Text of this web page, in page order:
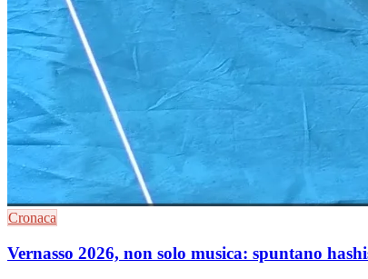
Cronaca
Vernasso 2026, non solo musica: spuntano